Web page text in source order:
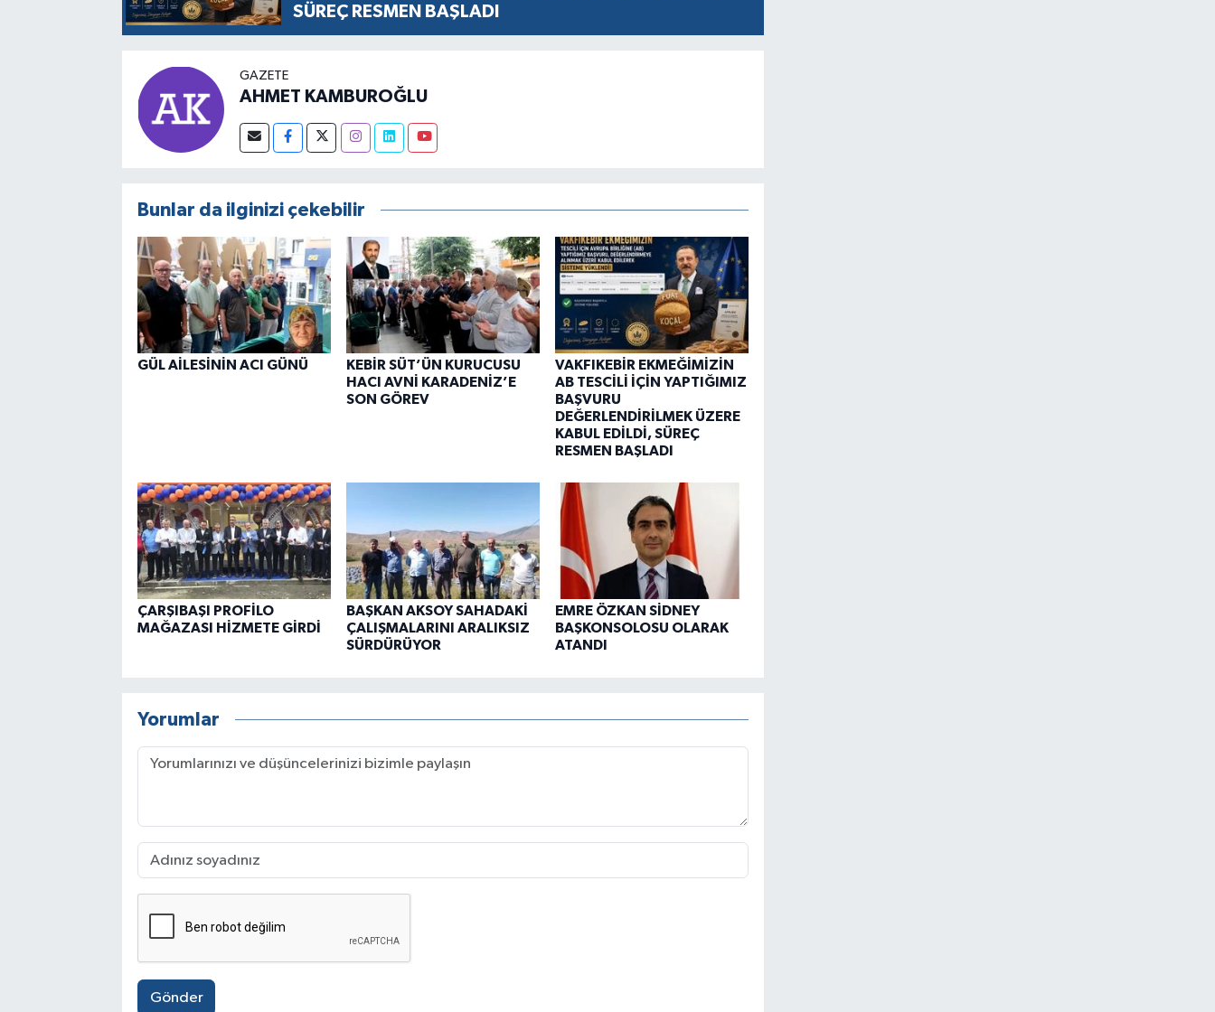
SÜREÇ RESMEN BAŞLADI
GAZETE
AHMET KAMBUROĞLU
Bunlar da ilginizi çekebilir
GÜL AİLESİNİN ACI GÜNÜ
KEBİR SÜT’ÜN KURUCUSU
HACI AVNİ KARADENİZ’E
SON GÖREV
VAKFIKEBİR EKMEĞİMİZİN
AB TESCİLİ İÇİN YAPTIĞIMIZ
BAŞVURU
DEĞERLENDİRİLMEK ÜZERE
KABUL EDİLDİ, SÜREÇ
RESMEN BAŞLADI
ÇARŞIBAŞI PROFİLO
MAĞAZASI HİZMETE GİRDİ
BAŞKAN AKSOY SAHADAKİ
ÇALIŞMALARINI ARALIKSIZ
SÜRDÜRÜYOR
EMRE ÖZKAN SİDNEY
BAŞKONSOLOSU OLARAK
ATANDI
Yorumlar
Gönder